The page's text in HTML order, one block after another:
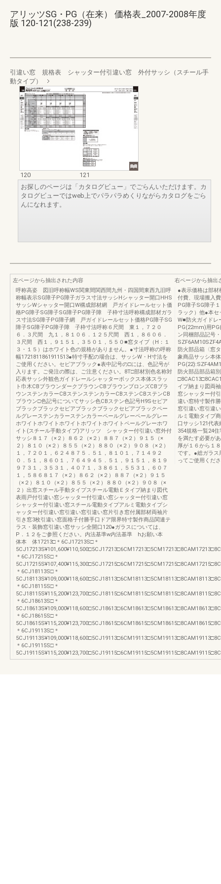
アリッツSG・PG（在来） 価格表_2007-2008年度
版 120-121(238-239)
引違い窓 規格表 シャッター付引違い窓 外付サッシ（スチール手
動タイプ）
120
121
お探しのページは「カタログビュー」でごらんいただけます。カ
タログビューではweb上でパラパラめくりながらカタログをごら
んになれます。
左ページから抽出された内容
呼称高姿 図旧呼称幅WS関東間関西間九州・四国間東西九旧呼
称幅表示SG障子PG障子ガラス寸法サッシHシャッター開口HHS
サッシWシャッター開口W構成部材網 戸ガイドレールセット価
格PG障子SG障子SG障子PG障子障 子枠寸法呼称構成部材ガラ
ス寸法SG障子PG障子網 戸ガイドレールセット価格PG障子SG
障子SG障子PG障子障 子枠寸法呼称６尺間 東１，７２０
６．３尺間 九１，８１０６．１２５尺間 西１，８６０６．
３尺間 西１，９１５１，３５０１，５５０■窓タイプ（H：１
３・１５）はホワイト色の規格がありません。●寸法呼称の呼称
幅1721811861911513●特寸手配の場合は、サッシW・H寸法を
ご使用ください。セピアブラック●表中記号の□には、色記号が
入ります。ご発注の際は、ご注意ください。8T□部材別色名称対
応表サッシ外観色ガイドレールシャッターボックス本体スラッ
ト巾木CBブラウンダークブラウンCBブラウンブロンズCBブラ
ウンステンカラーCBステンステンカラーCBステンCBステンCB
ブラウン□色記号についてサッシ色CBステン色記号H9Sセピア
ブラックブラックセピアブラックブラックセピアブラックペー
ルグレーステンカラーステンカラーペールグレーペールグレー
ホワイトホワイトホワイトホワイトホワイトペールグレーホワ
イト(スチール手動タイプ)アリッツ シャッター付引違い窓外付
サッシ８１７（×２）８６２（×２）８８７（×２）９１５（×
２）８１０（×２）８５５（×２）８８０（×２）９０８（×２）
１，７２０１，６２４８７５．５１，８１０１，７１４９２
０．５１，８６０１，７６４９４５．５１，９１５１，８１９
９７３１，３５３１，４０７１，３８６１，５５３１，６０７
１，５８６８１７（×２）８６２（×２）８８７（×２）９１５
（×２）８１０（×２）８５５（×２）８８０（×２）９０８（×
２）出窓スチール手動タイプスチール電動Ｅタイプ納まり図代
表雨戸付引違い窓シャッター付引違い窓シャッター付引違い窓
シャッター付引違い窓スチール電動タイプアルミ電動タイプシ
ャッター付引違い窓引違い窓引違い窓片引き窓付属部材両袖片
引き窓3枚引違い窓面格子付勝手口ドア限界特寸製作商品関連テ
ラス・装飾窓引違い窓サッシ全開口120●ガラスについては、
P．１２をご参照ください。内法基準w内法基準 hお願い本
体本 体17213□＊6CJ17213S□＊
＊6CJ17215S□＊
＊6CJ18113S□＊
＊6CJ18115S□＊
＊6CJ18613S□＊
＊6CJ18615S□＊
＊6CJ19113S□＊
＊6CJ19115S□＊
右ページから抽出
●表示価格は部材
付費、現場搬入
PG障子SG障子
ラック）他●本セ
W■防火ガイドレ
PG(22mm)用
ン同梱部品記号
防火部品箱〈窓
象商品サッシ本体
防火部品部品箱
イプ納まり図両
窓シャッター付
違い窓特寸製作
窓引違い窓引違
ルミ電動タイプ
口サッシ121代
354規格一覧24
を満たす必要が
厚が１６から１
です。●総ガラ
ってご使用くだ